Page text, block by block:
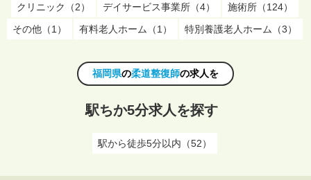
クリニック（2） デイサービス事業所（4）
施術所（124）
その他（1）
有料老人ホーム（1） 特別養護老人ホーム（3）
福岡県の柔道整復師の求人を
駅ちか5分求人を探す
駅から徒歩5分以内（52）